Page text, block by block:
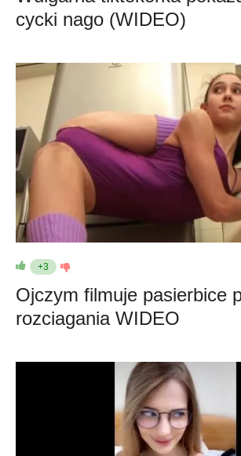
cycki nago (WIDEO)
+3
Ojczym filmuje pasierbice
rozciagania WIDEO